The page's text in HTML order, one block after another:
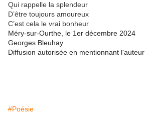
Qui rappelle la splendeur
D’être toujours amoureux
C’est cela le vrai bonheur
Méry-sur-Ourthe, le 1er décembre 2024
Georges Bleuhay
Diffusion autorisée en mentionnant l'auteur
#Poésie